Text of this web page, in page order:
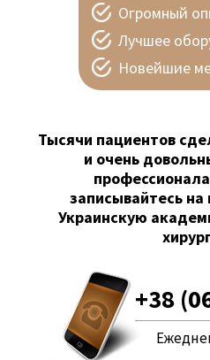
Огромный
Лучшее
Новейшие
Тысячи пациентов
и очень
записывайтесь
Украинскую
+38